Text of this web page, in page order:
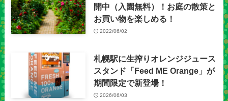
開中（入園無料）！お庭の散策と
お買い物を楽しめる！
2022/06/02
札幌駅に生搾りオレンジジュース
スタンド「Feed ME Orange」が
期間限定で新登場！
2026/06/03